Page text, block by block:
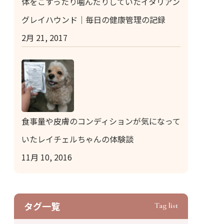
グレイハウンド｜毎日の健康管理の記録
2月 21, 2017
食事量や皮膚のコンディションが気になって
いたレイチェルちゃんの体験談
11月 10, 2016
タグ⼀覧 Tag list